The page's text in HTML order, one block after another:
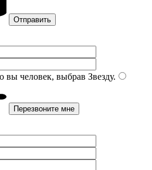
вы человек, выбрав Звезду.